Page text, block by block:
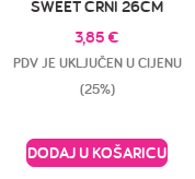
SWEET CRNI 26CM
3,85€
PDV JE UKLJUČEN U CIJENU
(25%)
DODAJ U KOŠARICU